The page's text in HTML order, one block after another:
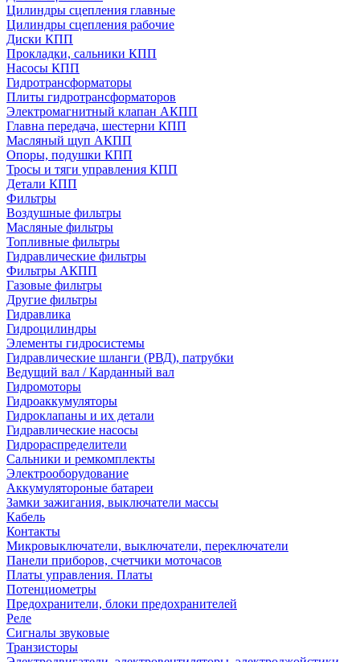
Цилиндры сцепления главные
Цилиндры сцепления рабочие
Диски КПП
Прокладки, сальники КПП
Насосы КПП
Гидротрансформаторы
Плиты гидротрансформаторов
Электромагнитный клапан АКПП
Главна передача, шестерни КПП
Масляный щуп АКПП
Опоры, подушки КПП
Тросы и тяги управления КПП
Детали КПП
Фильтры
Воздушные фильтры
Масляные фильтры
Топливные фильтры
Гидравлические фильтры
Фильтры АКПП
Газовые фильтры
Другие фильтры
Гидравлика
Гидроцилиндры
Элементы гидросистемы
Гидравлические шланги (РВД), патрубки
Ведущий вал / Карданный вал
Гидромоторы
Гидроаккумуляторы
Гидроклапаны и их детали
Гидравлические насосы
Гидрораспределители
Сальники и ремкомплекты
Электрооборудование
Аккумулятороные батареи
Замки зажигания, выключатели массы
Кабель
Контакты
Микровыключатели, выключатели, переключатели
Панели приборов, счетчики моточасов
Платы управления. Платы
Потенциометры
Предохранители, блоки предохранителей
Реле
Сигналы звуковые
Транзисторы